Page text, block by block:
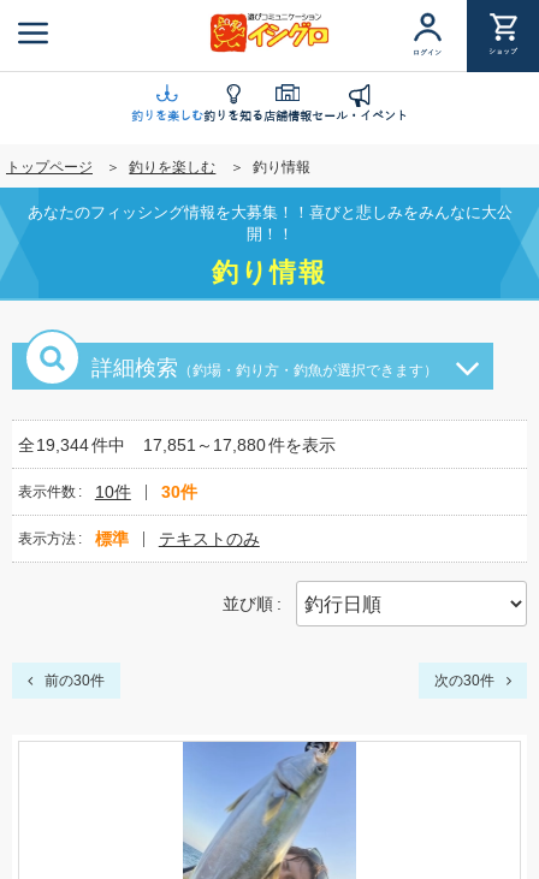
ン
に
移
動
ログイン ショップ
釣りを楽しむ釣りを知る店舗情報セール・イベント
トップページ 釣りを楽しむ 釣り情報
あなたのフィッシング情報を大募集！！喜びと悲しみをみんなに大公
開！！
釣り情報
詳細検索 （釣場・釣り方・釣魚が選択できます）
全19,344件中 17,851～17,880件を表示
表示件数 10件 30件
表示方法 標準 テキストのみ
並び順
前の30件 次の30件